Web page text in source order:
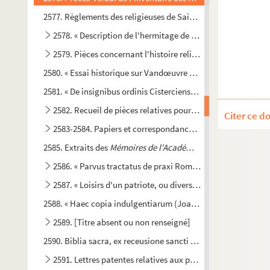
2577. Règlements des religieuses de Sainte-Ursule. 1642-1643
2578. « Description de l'hermitage de Notre-Dame-du-
2579. Pièces concernant l'histoire religieuse du XVIII
2580. « Essai historique sur Vandœuvre en Champagne,
2581. « De insignibus ordinis Cisterciensis scriptoribus
2582. Recueil de pièces relatives pour la plupart à l'église
2583-2584. Papiers et correspondance de J.-B. Ludot, de
2585. Extraits des Mémoires de l'Académie des sciences,
2586. « Parvus tractatus de praxi Romanae curiae »
2587. « Loisirs d'un patriote, ou divers projets de finance
2588. « Haec copia indulgentiarum (Joannis papae XXII)
2589. [Titre absent ou non renseigné]
2590. Biblia sacra, ex receusione sancti Hieronymi
2591. Lettres patentes relatives aux privilèges de la ville de
Citer ce